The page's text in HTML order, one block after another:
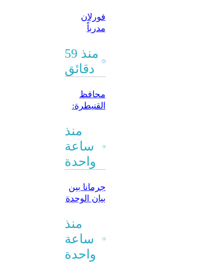
نحو
الشراكات
فورلان
مدرباً
منذ 59
دقائق
محافظ
القنيطرة:
التعاون مع
المنظمات
لتنفيذ
تنموية
منذ
ساعة
واحدة
جرمانا بين
بيان الوحدة
المدنيين..
من يحاول
ضرب
السلم
منذ
ساعة
واحدة